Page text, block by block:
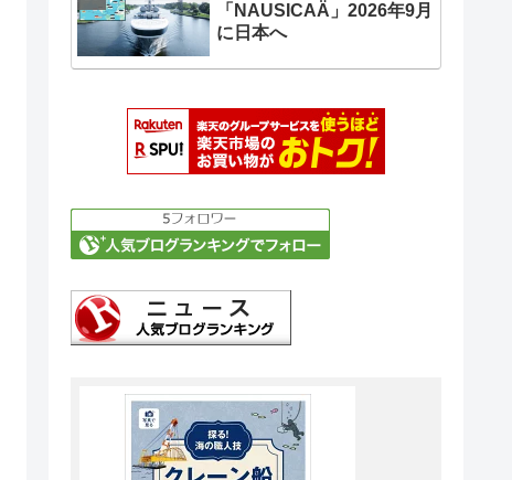
「NAUSICAÄ」2026年9月
に日本へ